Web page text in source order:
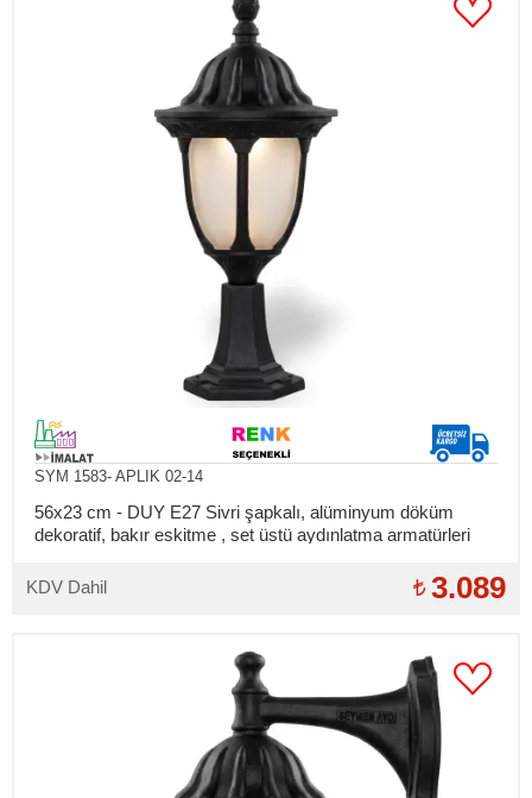
SYM 1583- APLIK 02-14
56x23 cm - DUY E27 Sivri şapkalı, alüminyum döküm
dekoratif, bakır eskitme , set üstü aydınlatma armatürleri
KDV Dahil 3.089